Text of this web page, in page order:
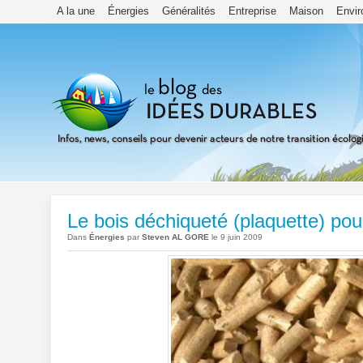
A la une Énergies Généralités Entreprise Maison
Le bois déchiqueté (plaquette)
Dans Énergies par Steven AL GORE le 9 juin 2009